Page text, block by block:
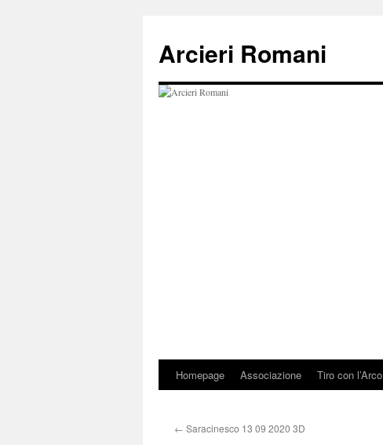
contenuto
Arcieri Romani
Homepage Associazione Tiro con l’Arco
← Saracinesco 13 09 2020 3D